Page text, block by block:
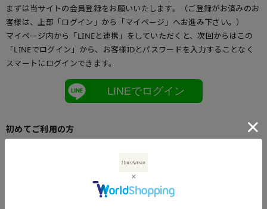
まずは当サイトの会員登録をお願いいたします。（ご登録がお済みのお
客様は、上部「ログイン」から「マイページ」へお進み下さい。）
マイページ内から「LINEと連携」をしていただくと、次回からはこの
「LINEでログイン」から、お客様IDとパスワードを入力することなく
スマートにログインできます。
LINEでログイン
初めてご利用の方
メールアドレスとパスワードを登録しておくと便利にお買い物ができる